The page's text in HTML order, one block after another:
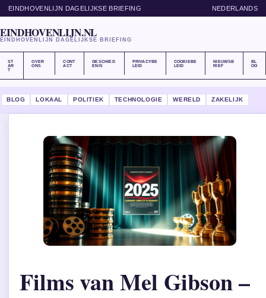
EINDHOVENLIJN DAGELIJKSE BRIEFING NEDERLANDS
EINDHOVENLIJN.NL
EINDHOVENLIJN DAGELIJKSE BRIEFING
ST
AR
T
OVER
ONS
CONT
ACT
GESCHIED
ENIS
PRIVACYBE
LEID
COOKIEBE
LEID
NIEUWSB
RIEF
BL
OG
BLOG LOKAAL POLITIEK TECHNOLOGIE WERELD ZAKELIJK
Films van Mel Gibson –